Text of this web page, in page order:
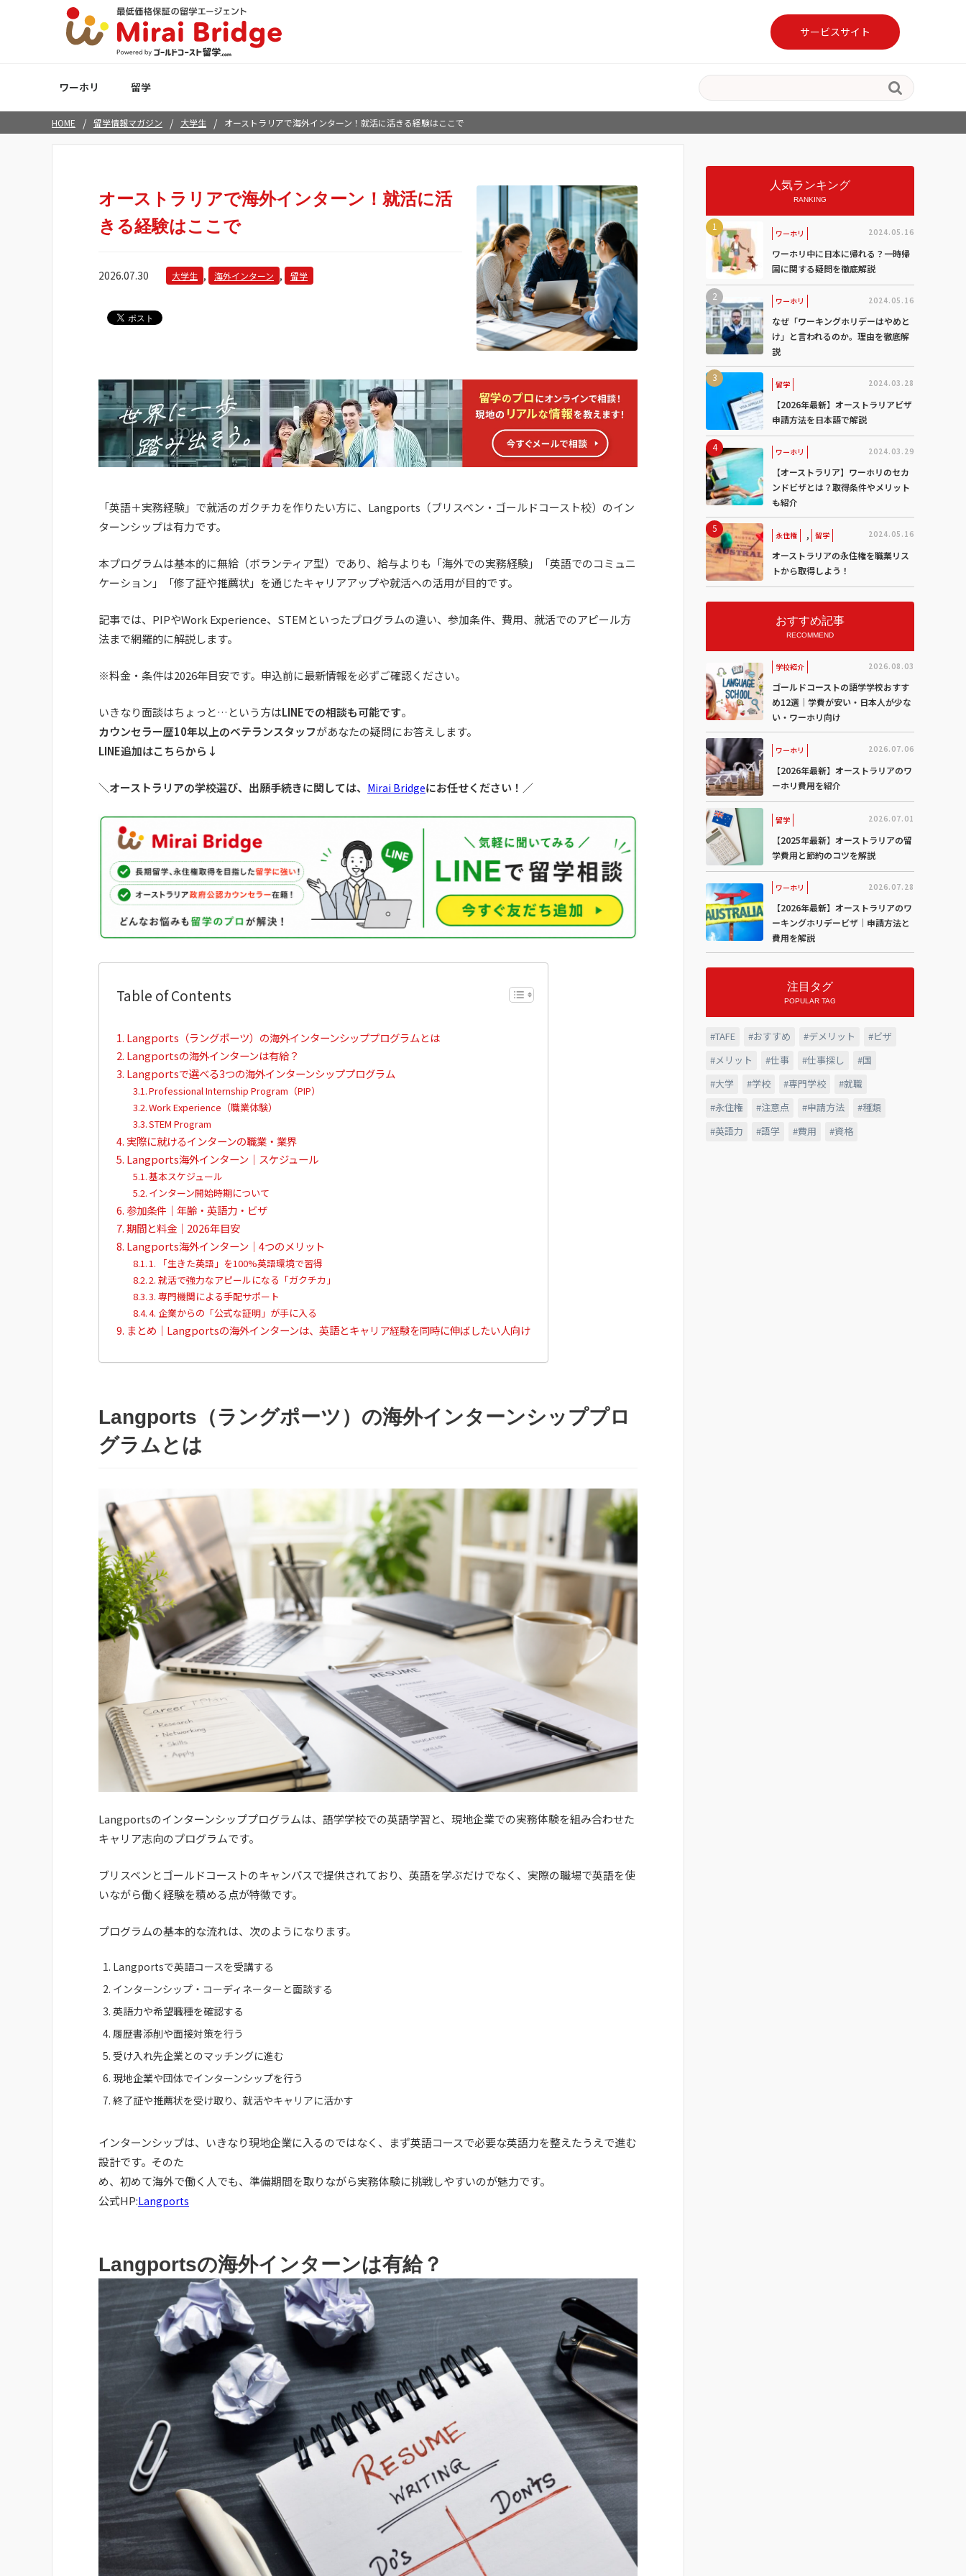
サービスサイト
ワーホリ 留学 
HOME / 留学情報マガジン / 大学生 / オーストラリアで海外インターン！就活に活きる経験はここで
オーストラリアで海外インターン！就活に活
きる経験はここで
2026.07.30 大学生 , 海外インターン , 留学
「英語＋実務経験」で就活のガクチカを作りたい方に、Langports（ブリスベン・ゴールドコースト校）のイン
ターンシップは有力です。
本プログラムは基本的に無給（ボランティア型）であり、給与よりも「海外での実務経験」「英語でのコミュニ
ケーション」「修了証や推薦状」を通じたキャリアアップや就活への活用が目的です。
記事では、PIPやWork Experience、STEMといったプログラムの違い、参加条件、費用、就活でのアピール方
法まで網羅的に解説します。
※料金・条件は2026年目安です。申込前に最新情報を必ずご確認ください。
いきなり面談はちょっと…という方はLINEでの相談も可能です。
カウンセラー歴10年以上のベテランスタッフがあなたの疑問にお答えします。
LINE追加はこちらから↓
＼オーストラリアの学校選び、出願手続きに関しては、 Mirai Bridgeにお任せください！／
Table of Contents
Langports（ラングポーツ）の海外インターンシッププログラムとは
Langportsの海外インターンは有給？
Langportsで選べる3つの海外インターンシッププログラム
Professional Internship Program（PIP）
Work Experience（職業体験）
STEM Program
実際に就けるインターンの職業・業界
Langports海外インターン｜スケジュール
基本スケジュール
インターン開始時期について
参加条件｜年齢・英語力・ビザ
期間と料金｜2026年目安
Langports海外インターン｜4つのメリット
1. 「生きた英語」を100%英語環境で習得
2. 就活で強力なアピールになる「ガクチカ」
3. 専門機関による手配サポート
4. 企業からの「公式な証明」が手に入る
まとめ｜Langportsの海外インターンは、英語とキャリア経験を同時に伸ばしたい人向け
Langports（ラングポーツ）の海外インターンシッププロ
グラムとは
Langportsのインターンシッププログラムは、語学学校での英語学習と、現地企業での実務体験を組み合わせた
キャリア志向のプログラムです。
ブリスベンとゴールドコーストのキャンパスで提供されており、英語を学ぶだけでなく、実際の職場で英語を使
いながら働く経験を積める点が特徴です。
プログラムの基本的な流れは、次のようになります。
Langportsで英語コースを受講する
インターンシップ・コーディネーターと面談する
英語力や希望職種を確認する
履歴書添削や面接対策を行う
受け入れ先企業とのマッチングに進む
現地企業や団体でインターンシップを行う
終了証や推薦状を受け取り、就活やキャリアに活かす
インターンシップは、いきなり現地企業に入るのではなく、まず英語コースで必要な英語力を整えたうえで進む
設計です。そのた
め、初めて海外で働く人でも、準備期間を取りながら実務体験に挑戦しやすいのが魅力です。
公式HP:Langports
Langportsの海外インターンは有給？
人気ランキング
RANKING
ワーホリ 2024.05.16
ワーホリ中に日本に帰れる？一時帰
国に関する疑問を徹底解説
ワーホリ 2024.05.16
なぜ「ワーキングホリデーはやめと
け」と言われるのか。理由を徹底解
説
留学 2024.03.28
【2026年最新】オーストラリアビザ
申請方法を日本語で解説
ワーホリ 2024.03.29
【オーストラリア】ワーホリのセカ
ンドビザとは？取得条件やメリット
も紹介
永住権 , 留学 2024.05.16
オーストラリアの永住権を職業リス
トから取得しよう！
おすすめ記事
RECOMMEND
学校紹介 2026.08.03
ゴールドコーストの語学学校おすす
め12選｜学費が安い・日本人が少な
い・ワーホリ向け
ワーホリ 2026.07.06
【2026年最新】オーストラリアのワ
ーホリ費用を紹介
留学 2026.07.01
【2025年最新】オーストラリアの留
学費用と節約のコツを解説
ワーホリ 2026.07.28
【2026年最新】オーストラリアのワ
ーキングホリデービザ｜申請方法と
費用を解説
注目タグ
POPULAR TAG
TAFE おすすめ デメリット
ビザ
メリット
仕事 仕事探し
国
大学
学校 専門学校
就職
永住権
注意点 申請方法
種類
英語力
語学 費用 資格